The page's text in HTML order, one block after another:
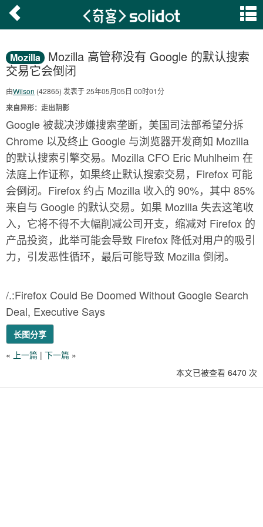
Mozilla
Mozilla 高管称没有 Google 的默认搜索
交易它会倒闭
由Wilson (42865) 发表于 25年05月05日 00时01分
来自异形：走出阴影
Google 被裁决涉嫌搜索垄断，美国司法部希望分拆
Chrome 以及终止 Google 与浏览器开发商如 Mozilla
的默认搜索引擎交易。Mozilla CFO Eric Muhlheim 在
法庭上作证称，如果终止默认搜索交易，Firefox 可能
会倒闭。Firefox 约占 Mozilla 收入的 90%，其中 85%
来自与 Google 的默认交易。如果 Mozilla 失去这笔收
入，它将不得不大幅削减公司开支，缩减对 Firefox 的
产品投资，此举可能会导致 Firefox 降低对用户的吸引
力，引发恶性循环，最后可能导致 Mozilla 倒闭。
/.:Firefox Could Be Doomed Without Google Search
Deal, Executive Says
长图分享
« 上一篇 | 下一篇 »
本文已被查看 6470 次